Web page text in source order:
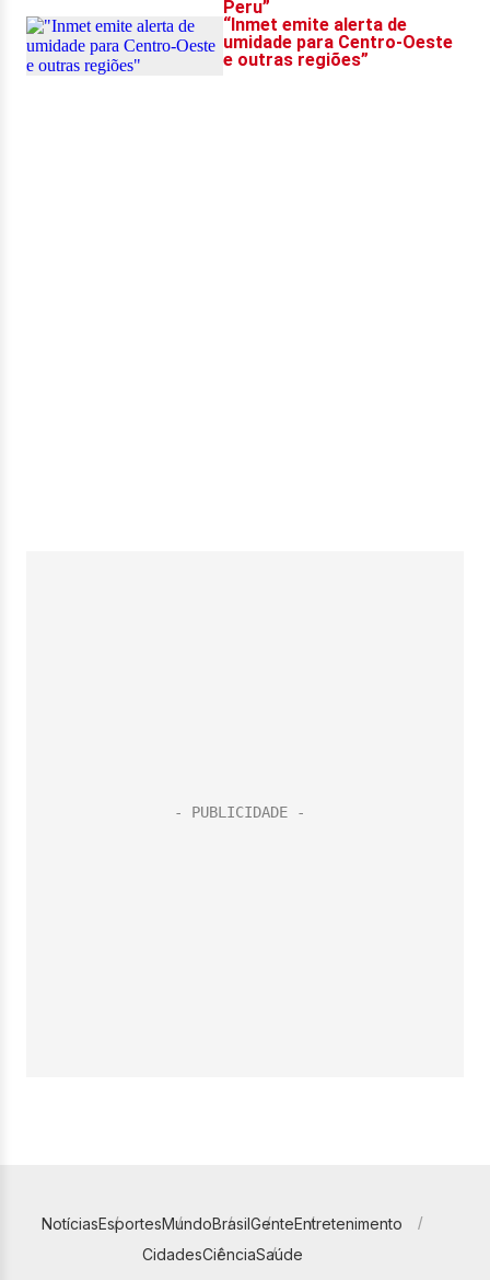
NotíciasEsportesMundoBrasilGenteEntretenimento
CidadesCiênciaSaúde